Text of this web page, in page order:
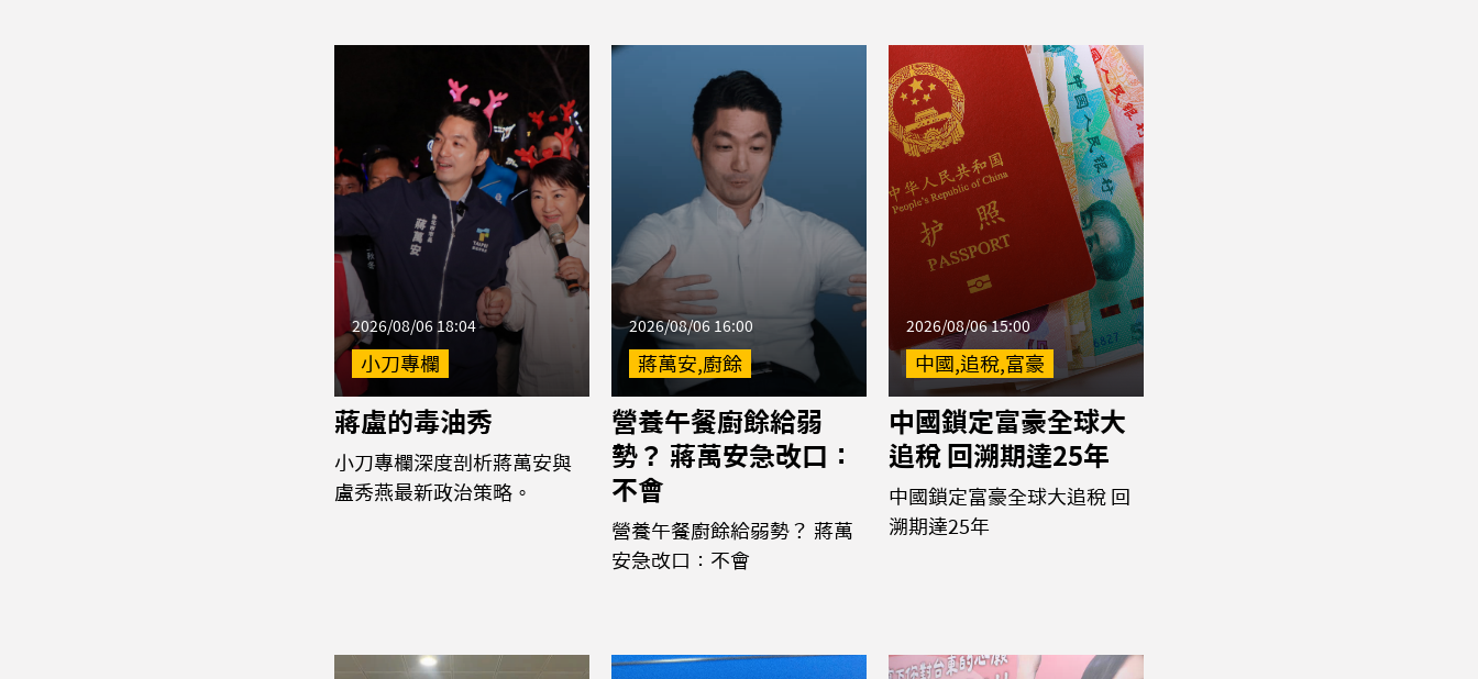
2026/08/06 18:04
小刀專欄
蔣盧的毒油秀
小刀專欄深度剖析蔣萬安與
盧秀燕最新政治策略。
2026/08/06 16:00
蔣萬安,廚餘
營養午餐廚餘給弱
勢？ 蔣萬安急改口：
不會
營養午餐廚餘給弱勢？ 蔣萬
安急改口：不會
2026/08/06 15:00
中國,追稅,富豪
中國鎖定富豪全球大
追稅 回溯期達25年
中國鎖定富豪全球大追稅 回
溯期達25年